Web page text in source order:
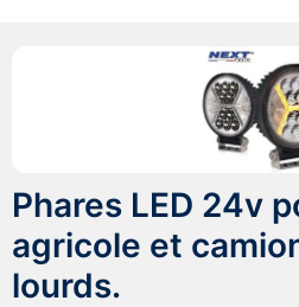
Phares LED 24v
agricole et
lourds.